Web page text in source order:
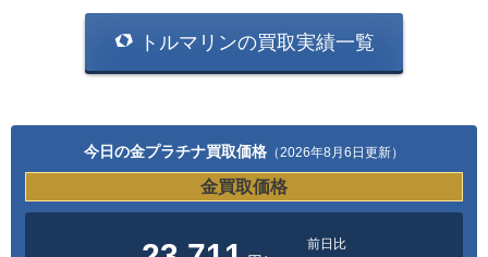
トルマリンの買取実績一覧
今日の金プラチナ買取価格 （2026年8月6日更新）
金買取価格
前日比